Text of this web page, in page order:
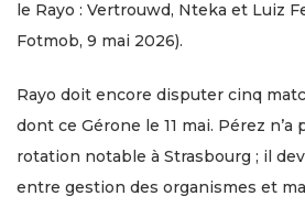
le Rayo : Vertrouwd, Nteka et Luiz
Fotmob, 9 mai 2026).
Rayo doit encore disputer cinq
dont ce Gérone le 11 mai. Pérez n’a
rotation notable à Strasbourg ; il
entre gestion des organismes et